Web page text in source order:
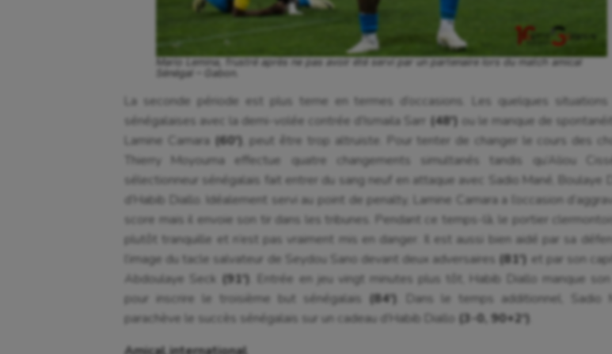
Mario Lemina, frustré après ne pas avoir été servi par un partenaire lors du match amical
Sénégal – Gabon.
La seconde période est plus terne en termes d’occasions. Les quelques situations
sénégalaises avec la demi-volée contrée d’Ismaila Sarr (48′) ou le manque de
Lamine Camara (60′) , peut être trop altruiste. Pour tenter de changer le cours des
Thierry Moyouma effectue quatre changements simultanés tandis qu’Aliou
sélectionneur sénégalais fait entrer du sang neuf en attaque avec Sadio Mané, Boulaye
d’Habib Diallo. Idéalement servi au point de penalty, Lamine Camara a l’occasion
score mais il envoie son tir dans les tribunes. Pendant ce temps-là, le portier
plutôt tranquille et n’est pas vraiment mis en danger. Il est aussi bien aidé par sa
l’image du tacle salvateur de Seydou Sano devant deux adversaires (81′) et par son
Abdoulaye Seck (91′)
. Entrée en jeu vingt minutes plus tôt, Habib Diallo manque son
pour inscrire le troisième but sénégalais
(84′) . Dans le temps additionnel, Sadio
parachève le succès sénégalais sur un cadeau d’Habib Diallo (3-0, 90+2′)